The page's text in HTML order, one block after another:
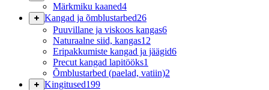
Märkmiku kaaned4
Kangad ja õmblustarbed26
Puuvillane ja viskoos kangas6
Naturaalne siid, kangas12
Eripakkumiste kangad ja jäägid6
Precut kangad lapitööks1
Õmblustarbed (paelad, vatiin)2
Kingitused199